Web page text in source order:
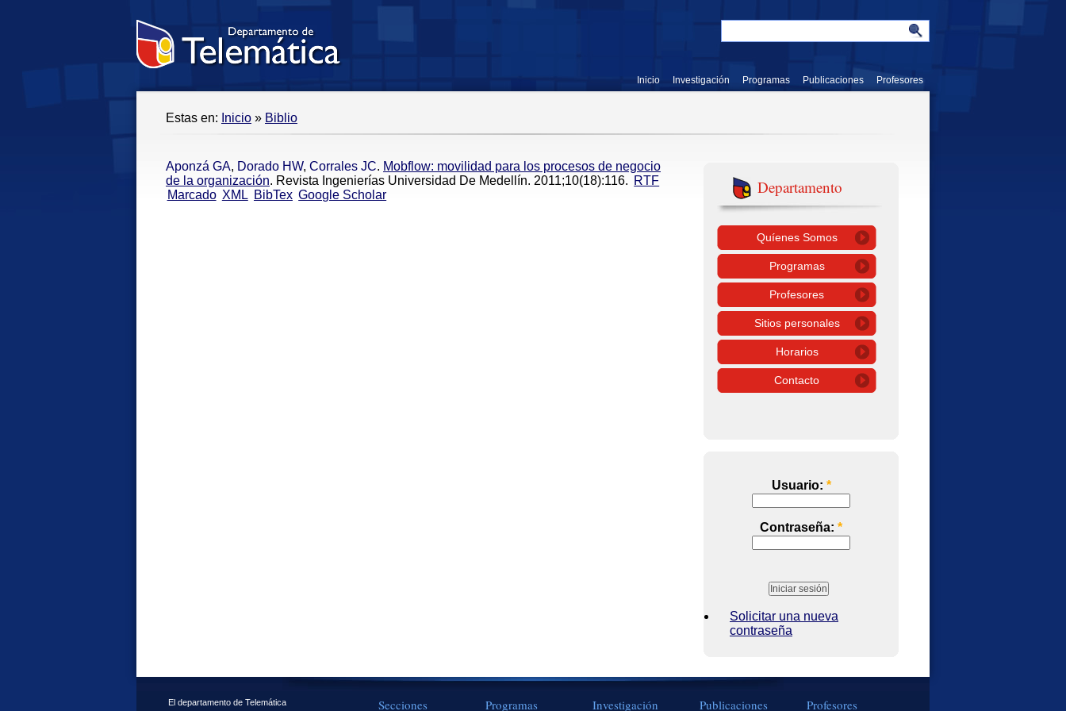
Inicio Investigación Programas Publicaciones Profesores
Estas en: Inicio » Biblio
Aponzá GA, Dorado HW, Corrales JC. Mobflow: movilidad para los procesos de negocio
de la organización. Revista Ingenierías Universidad De Medellín. 2011;10(18):116. RTF
Marcado XML BibTex Google Scholar Departamento
Quíenes Somos
Programas
Profesores
Sitios personales
Horarios
Contacto
Usuario: *
Contraseña: *
Solicitar una nueva
contraseña
El departamento de Telemática
Secciones Programas Investigación Publicaciones Profesores